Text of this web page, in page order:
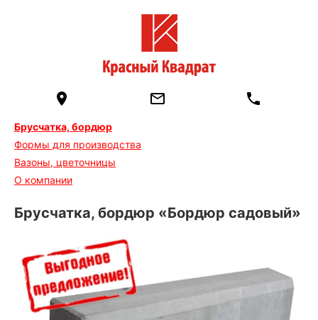
Брусчатка, бордюр
Формы для производства
Вазоны, цветочницы
О компании
Брусчатка, бордюр «Бордюр садовый»